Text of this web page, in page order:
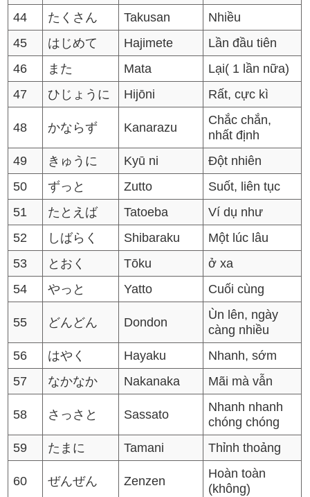
44 たくさん Takusan
Nhiều
45
はじめて Hajimete
Lần đầu tiên
46
また Mata
Lại( 1 lần nữa)
47
ひじょうに Hijōni Rất, cực kì
48 かならず Kanarazu
Chắc chắn,
nhất định
49
きゅうに Kyū ni
Đột nhiên
50
ずっと Zutto
Suốt, liên tục
51
たとえば Tatoeba
Ví dụ như
52
しばらく Shibaraku
Một lúc lâu
53
とおく Tōku
ở xa
54
やっと Yatto Cuối cùng
55 どんどん Dondon
Ùn lên, ngày
càng nhiều
56
はやく Hayaku
Nhanh, sớm
57
なかなか Nakanaka Mãi mà vẫn
58 さっさと Sassato
Nhanh nhanh
chóng chóng
59
たまに Tamani Thỉnh thoảng
60 ぜんぜん Zenzen
Hoàn toàn
(không)